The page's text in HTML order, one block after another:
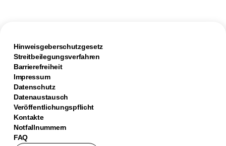
Kontakte
Notfallnummern
FAQ
Hinweisgeberschutzgesetz
Streitbeilegungsverfahren
Barrierefreiheit
Impressum
Datenschutz
Datenaustausch
Veröffentlichungspflicht